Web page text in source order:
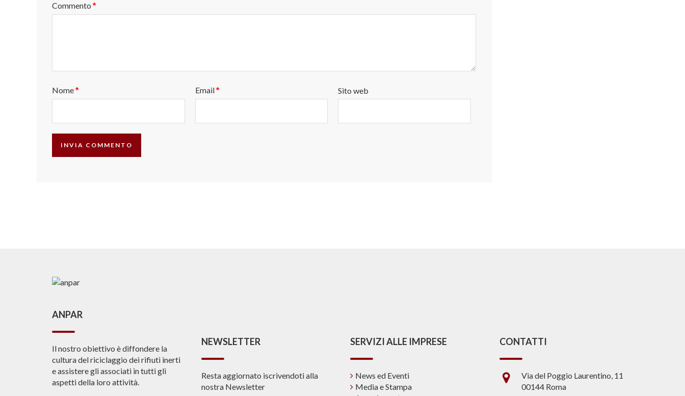
Commento *
Nome* Email* Sito web
ANPAR
Il nostro obiettivo è diffondere la
cultura del riciclaggio dei rifiuti inerti
e assistere gli associati in tutti gli
aspetti della loro attività.
NEWSLETTER
Resta aggiornato iscrivendoti alla
nostra Newsletter
SERVIZI ALLE IMPRESE
News ed Eventi
Media e Stampa
CONTATTI
Via del Poggio Laurentino, 11
00144 Roma